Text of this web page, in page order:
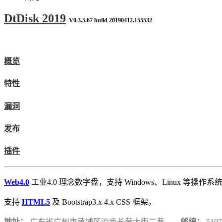
DtDisk 2019 V0.3.5.67 build 20190412.155532
概览
特性
漏洞
发布
插件
Web4.0 工业4.0 理念数字盘，支持 Windows、Linux 等操作系统
支持 HTML5 及 Bootstrap3.x 4.x CSS 框架。